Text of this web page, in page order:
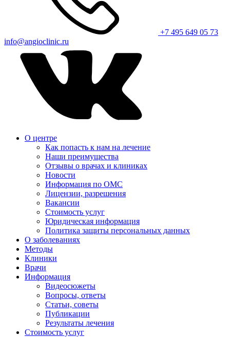
+7 495 649 05 73
info@angioclinic.ru
О центре
Как попасть к нам на лечение
Наши преимущества
Отзывы о врачах и клиниках
Новости
Информация по ОМС
Лицензии, разрешения
Вакансии
Стоимость услуг
Юридическая информация
Политика защиты персональных данных
О заболеваниях
Методы
Клиники
Врачи
Информация
Видеосюжеты
Вопросы, ответы
Статьи, советы
Публикации
Результаты лечения
Стоимость услуг